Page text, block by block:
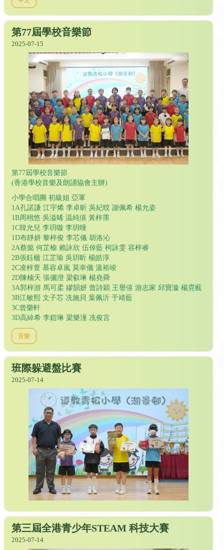
第77屆學校音樂節
2025-07-15
第77屆學校音樂節
(香港學校音樂及朗誦協會主辦)
小學合唱團 初級姐 亞軍
1A孔諾謙 江宇烯 李卓昕 吳紀旼 謝佩希 楊允姿
1B周栩悠 吳溢晞 温純僖 黃梓霈
1C韓允兒 李玥暶 李玥曈
1D布靜妍 黎梓俊 李芯儀 胡洛沁
2A蔡懿 何芷榆 賴詠欣 伍倬藍 柯詠雯 容梓睿
2B張鈺楹 江芷瑜 吳玥昕 楊皓淳
2C凌梓萱 慕容卓嵐 莫幸儀 溫裕竣
2D陳楠天 張儷澄 梁叡琳 楊堯舜
3A郭梓游 馬可柔 繆韻妍 曾詩穎 王譽僖 游志家 邱寶漩 楊霓薽
3B江敏熙 文子芯 冼施貝 葉佩沂 于靖藍
3C曾樂軒
3D高綽希 李鎧琳 梁樂潼 冼俊言
音樂
班際躲避盤比賽
2025-07-14
第三屆全港青少年STEAM 科技大賽
2025-07-14